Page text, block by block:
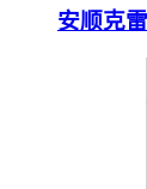
安顺克